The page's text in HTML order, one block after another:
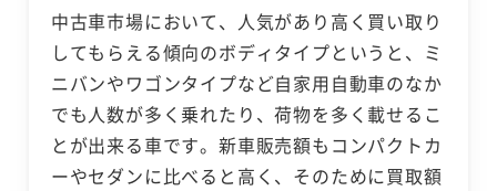
中古車市場において、人気があり高く買い取り
してもらえる傾向のボディタイプというと、ミ
ニバンやワゴンタイプなど自家用自動車のなか
でも人数が多く乗れたり、荷物を多く載せるこ
とが出来る車です。新車販売額もコンパクトカ
ーやセダンに比べると高く、そのために買取額